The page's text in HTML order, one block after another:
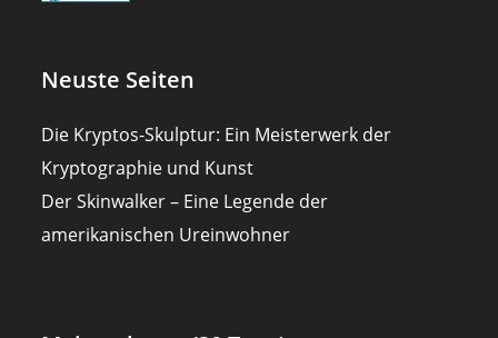
Neuste Seiten
Die Kryptos-Skulptur: Ein Meisterwerk der
Kryptographie und Kunst
Der Skinwalker – Eine Legende der
amerikanischen Ureinwohner